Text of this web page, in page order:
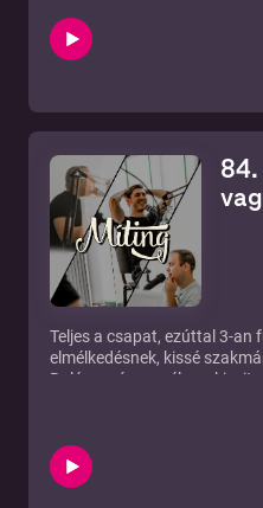
korlátozásokat. A digitális
mert valaki erről kérdezett,
Teljes a csapat, ezúttal 3-an
elmélkedésnek, kissé
Balázs még mesél egy kicsit
erősödik a koronavírus, így
a nagy vitáról ami a
focimeccsek ügyben pörög